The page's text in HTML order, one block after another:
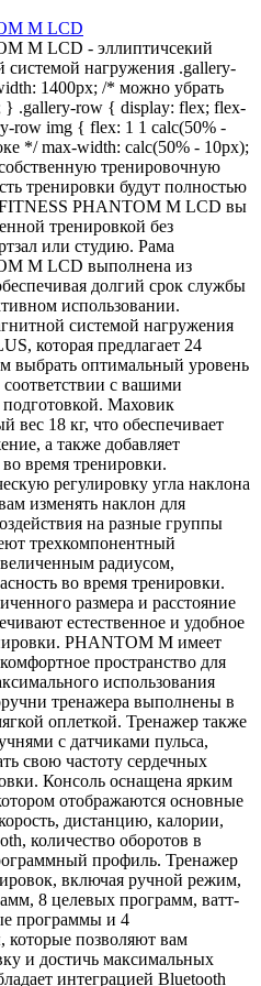
M LCD
M LCD - эллиптичсекий
системой нагружения .gallery-
1400px; /* можно убрать
} .gallery-row { display: flex; flex-
row img { flex: 1 1 calc(50% -
*/ max-width: calc(50% - 10px);
тренировочную
тренировки будут полностью
PHANTOM M LCD вы
тренировкой без
или студию. Рама
M LCD выполнена из
долгий срок службы
использовании.
системой нагружения
которая предлагает 24
выбрать оптимальный уровень
с вашими
Маховик
вес 18 кг, что обеспечивает
а также добавляет
время тренировки.
регулировку угла наклона
изменять наклон для
на разные группы
трехкомпонентный
радиусом,
во время тренировки.
размера и расстояние
естественное и удобное
PHANTOM M имеет
пространство для
использования
тренажера выполнены в
оплеткой. Тренажер также
с датчиками пульса,
свою частоту сердечных
Консоль оснащена ярким
отображаются основные
дистанцию, калории,
количество оборотов в
профиль. Тренажер
включая ручной режим,
8 целевых программ, ватт-
программы и 4
которые позволяют вам
и достичь максимальных
интеграцией Bluetooth